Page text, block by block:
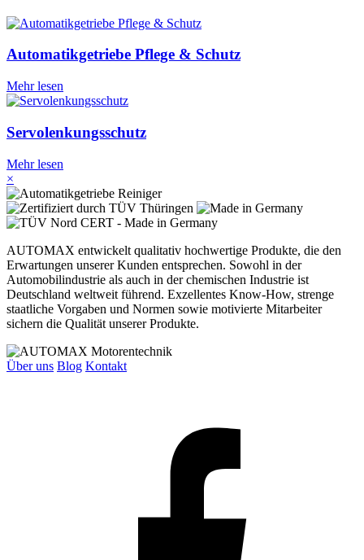
Automatikgetriebe Pflege & Schutz
Mehr lesen
Servolenkungsschutz
Mehr lesen
×
AUTOMAX entwickelt qualitativ hochwertige Produkte, die den
Erwartungen unserer Kunden entsprechen. Sowohl in der
Automobilindustrie als auch in der chemischen Industrie ist
Deutschland weltweit führend. Exzellentes Know-How, strenge
staatliche Vorgaben und Normen sowie motivierte Mitarbeiter
sichern die Qualität unserer Produkte.
Über uns Blog Kontakt